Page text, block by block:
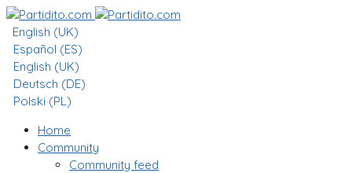
English (UK)
Español (ES)
English (UK)
Deutsch (DE)
Polski (PL)
Home
Community
Community feed